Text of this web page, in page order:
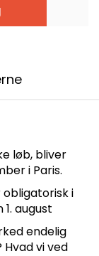
løb, bliver
i Paris.
i
august
endelig
vi ved